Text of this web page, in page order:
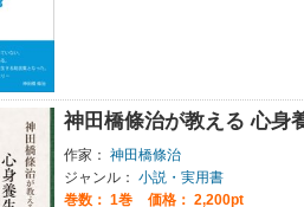
神田橋條治が教える 心身
作家： 神田橋條治
ジャンル： 小説・実用書
巻数： 1巻
価格： 2,200pt